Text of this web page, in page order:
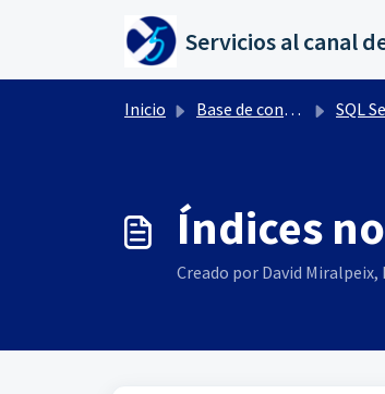
Inicio Base de conocimientos SQL
Índices
Creado por David Miralpeix,